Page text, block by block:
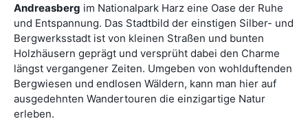
Andreasberg im Nationalpark Harz eine Oase der Ruhe
und Entspannung. Das Stadtbild der einstigen Silber- und
Bergwerksstadt ist von kleinen Straßen und bunten
Holzhäusern geprägt und versprüht dabei den Charme
längst vergangener Zeiten. Umgeben von wohlduftenden
Bergwiesen und endlosen Wäldern, kann man hier auf
ausgedehnten Wandertouren die einzigartige Natur
erleben.